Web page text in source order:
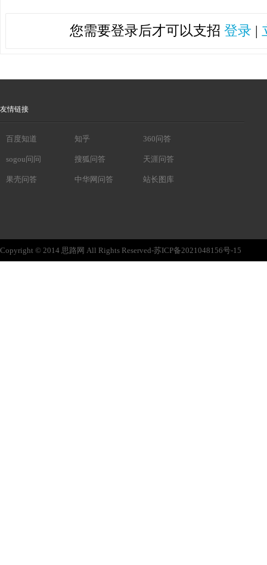
您需要登录后才可以支招 登录 |
友情链接
百度知道 知乎 360问答
sogou问问 搜狐问答 天涯问答
果壳问答 中华网问答 站长图库
Copyright © 2014 思路网 All Rights Reserved-苏ICP备2021048156号-15